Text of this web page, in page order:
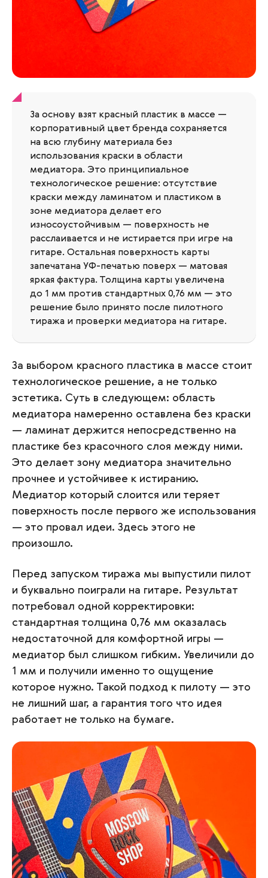
За основу взят красный пластик в массе —
корпоративный цвет бренда сохраняется
на всю глубину материала без
использования краски в области
медиатора. Это принципиальное
технологическое решение: отсутствие
краски между ламинатом и пластиком в
зоне медиатора делает его
износоустойчивым — поверхность не
расслаивается и не истирается при игре на
гитаре. Остальная поверхность карты
запечатана УФ-печатью поверх — матовая
яркая фактура. Толщина карты увеличена
до 1 мм против стандартных 0,76 мм — это
решение было принято после пилотного
тиража и проверки медиатора на гитаре.
За выбором красного пластика в массе стоит
технологическое решение, а не только
эстетика. Суть в следующем: область
медиатора намеренно оставлена без краски
— ламинат держится непосредственно на
пластике без красочного слоя между ними.
Это делает зону медиатора значительно
прочнее и устойчивее к истиранию.
Медиатор который слоится или теряет
поверхность после первого же использования
— это провал идеи. Здесь этого не
произошло.
Перед запуском тиража мы выпустили пилот
и буквально поиграли на гитаре. Результат
потребовал одной корректировки:
стандартная толщина 0,76 мм оказалась
недостаточной для комфортной игры —
медиатор был слишком гибким. Увеличили до
1 мм и получили именно то ощущение
которое нужно. Такой подход к пилоту — это
не лишний шаг, а гарантия того что идея
работает не только на бумаге.